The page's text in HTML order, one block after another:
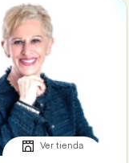
Ver tienda